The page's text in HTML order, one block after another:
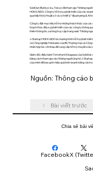
SoldOut (Bunkyo-ku, Tokyo) đã tham gia "Những
HOKKAIDO. Công ty hỗ trợ sự phát triển của các
qua tiếp thị kỹ thuật số và có triết lý "địa phương & AI
Công ty đặt mục tiêu hỗ trợ những thách thức của các
hoạch thúc đẩy sự phát triển của các công ty thông
thêm thông tin, vui lòng truy cập trang web "Những
J-Startup HOKKAIDO là chương trình hỗ trợ phát triển
và Công nghiệp Hokkaido của Bộ Thương mại và
nhân hợp tác với nhau để cung cấp hỗ trợ chuyên sâu
Giám đốc điều hành Tomofumi Kitagawa của
bằng cách tham gia vào Những người ủng hộ J-
của mình để bao gồm hiệu quả kinh doanh bằng cách
Nguồn: Thông cáo
Bài viết trước
Chia sẻ bài
FacebookX